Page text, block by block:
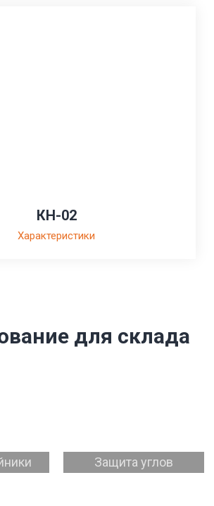
КН-02
Характеристики
для склада
Защита углов